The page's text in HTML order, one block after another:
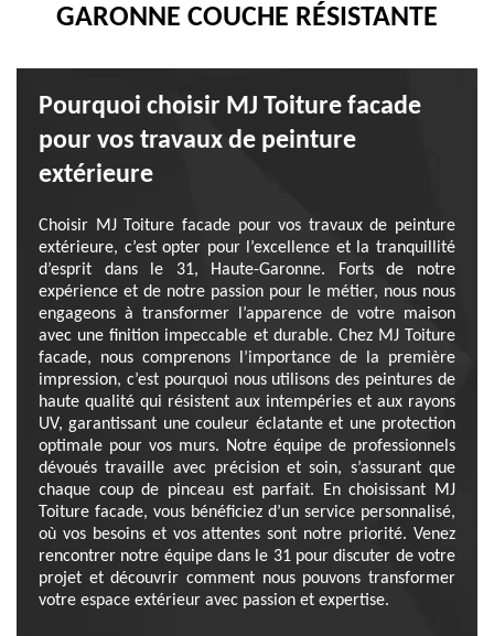
GARONNE COUCHE RÉSISTANTE
Pourquoi choisir MJ Toiture facade
pour vos travaux de peinture
extérieure
Choisir MJ Toiture facade pour vos travaux de peinture
extérieure, c’est opter pour l’excellence et la tranquillité
d’esprit dans le 31, Haute-Garonne. Forts de notre
expérience et de notre passion pour le métier, nous nous
engageons à transformer l’apparence de votre maison
avec une finition impeccable et durable. Chez MJ Toiture
facade, nous comprenons l’importance de la première
impression, c’est pourquoi nous utilisons des peintures de
haute qualité qui résistent aux intempéries et aux rayons
UV, garantissant une couleur éclatante et une protection
optimale pour vos murs. Notre équipe de professionnels
dévoués travaille avec précision et soin, s’assurant que
chaque coup de pinceau est parfait. En choisissant MJ
Toiture facade, vous bénéficiez d’un service personnalisé,
où vos besoins et vos attentes sont notre priorité. Venez
rencontrer notre équipe dans le 31 pour discuter de votre
projet et découvrir comment nous pouvons transformer
votre espace extérieur avec passion et expertise.